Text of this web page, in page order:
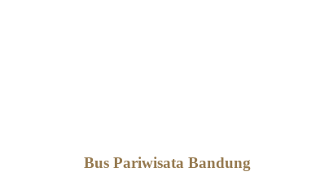
Bus Pariwisata Bandung